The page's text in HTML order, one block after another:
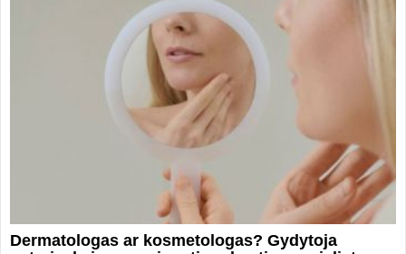
Dermatologas ar kosmetologas? Gydytoja